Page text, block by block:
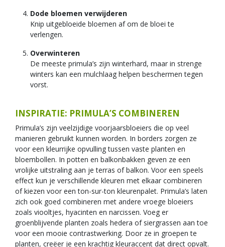
Dode bloemen verwijderen
Knip uitgebloeide bloemen af om de bloei te
verlengen.
Overwinteren
De meeste primula’s zijn winterhard, maar in strenge
winters kan een mulchlaag helpen beschermen tegen
vorst.
INSPIRATIE: PRIMULA’S COMBINEREN
Primula’s zijn veelzijdige voorjaarsbloeiers die op veel
manieren gebruikt kunnen worden. In borders zorgen ze
voor een kleurrijke opvulling tussen vaste planten en
bloembollen. In potten en balkonbakken geven ze een
vrolijke uitstraling aan je terras of balkon. Voor een speels
effect kun je verschillende kleuren met elkaar combineren
of kiezen voor een ton-sur-ton kleurenpalet. Primula’s laten
zich ook goed combineren met andere vroege bloeiers
zoals viooltjes, hyacinten en narcissen. Voeg er
groenblijvende planten zoals hedera of siergrassen aan toe
voor een mooie contrastwerking. Door ze in groepen te
planten, creëer je een krachtig kleuraccent dat direct opvalt.